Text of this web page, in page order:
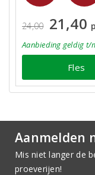
24,00 21,40
Aanbieding geldig t/
Fles
Aanmelden
Mis niet langer de
proeverijen!